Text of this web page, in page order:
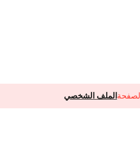
الملف الشخصي